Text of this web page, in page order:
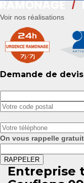
Voir nos réalisations
Demande de
On vous rappelle
Entreprise